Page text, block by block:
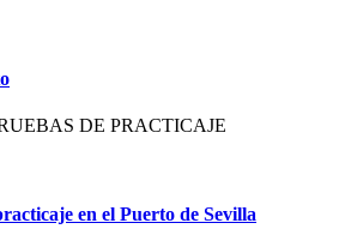
DE PRACTICAJE
en el Puerto de Sevilla